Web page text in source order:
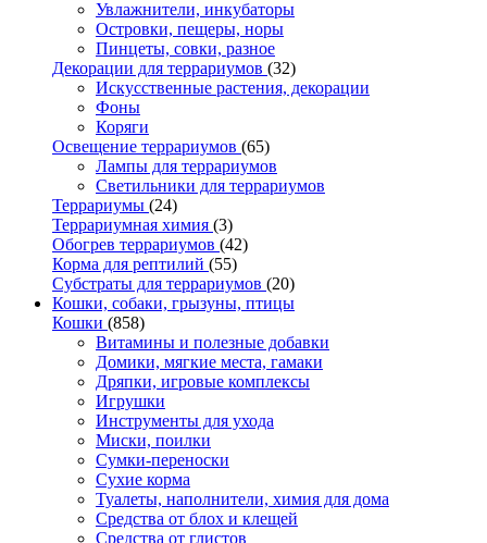
Увлажнители, инкубаторы
Островки, пещеры, норы
Пинцеты, совки, разное
Декорации для террариумов (32)
Искусственные растения, декорации
Фоны
Коряги
Освещение террариумов (65)
Лампы для террариумов
Светильники для террариумов
Террариумы (24)
Террариумная химия (3)
Обогрев террариумов (42)
Корма для рептилий (55)
Субстраты для террариумов (20)
Кошки, собаки, грызуны, птицы
Кошки (858)
Витамины и полезные добавки
Домики, мягкие места, гамаки
Дряпки, игровые комплексы
Игрушки
Инструменты для ухода
Миски, поилки
Сумки-переноски
Сухие корма
Туалеты, наполнители, химия для дома
Средства от блох и клещей
Средства от глистов